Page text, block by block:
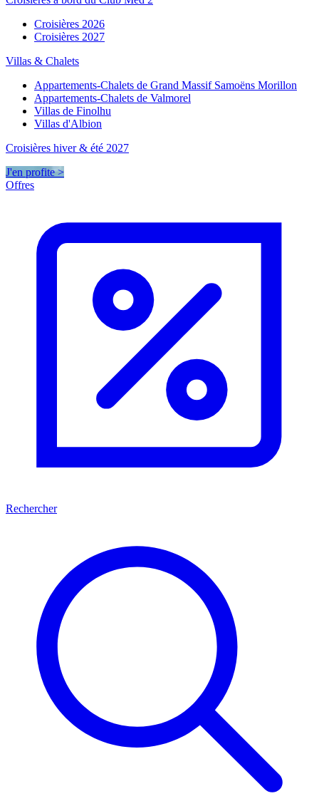
Croisières 2026
Croisières 2027
Villas & Chalets
Appartements-Chalets de Grand Massif Samoëns Morillon
Appartements-Chalets de Valmorel
Villas de Finolhu
Villas d'Albion
Croisières hiver & été 2027
J'en profite >
Offres
Rechercher